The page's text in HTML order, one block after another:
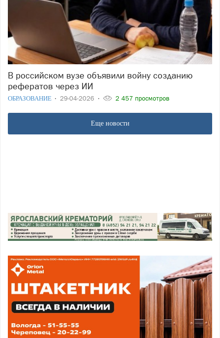
В российском вузе объявили войну созданию
рефератов через ИИ
ОБРАЗОВАНИЕ 29-04-2026 2 457 просмотров
Еще новости